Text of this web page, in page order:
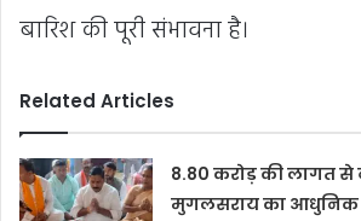
बारिश की पूरी संभावना है।
Related Articles
8.80 करोड़ की लागत
मुगलसराय का आधुनिक